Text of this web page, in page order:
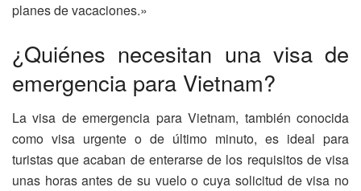
planes de vacaciones.»
¿Quiénes necesitan una visa de
emergencia para Vietnam?
La visa de emergencia para Vietnam, también conocida
como visa urgente o de último minuto, es ideal para
turistas que acaban de enterarse de los requisitos de visa
unas horas antes de su vuelo o cuya solicitud de visa no